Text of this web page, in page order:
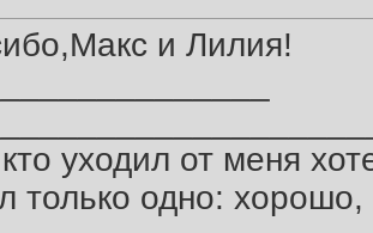
и Лилия!
уходил от меня
только одно: